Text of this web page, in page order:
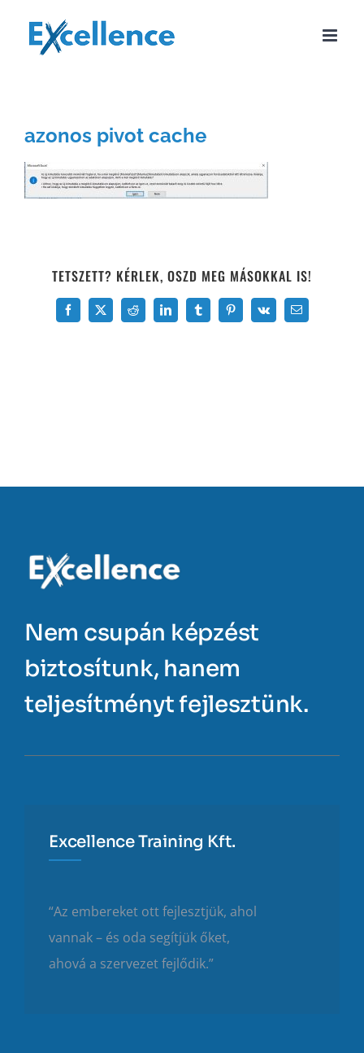
azonos pivot cache
TETSZETT? KÉRLEK, OSZD MEG MÁSOKKAL IS!
Facebook
X Reddit LinkedInTumblrPinterest
Vk Email:
Nem csupán képzést
biztosítunk, hanem
teljesítményt fejlesztünk.
Excellence Training Kft.
“Az embereket ott fejlesztjük, ahol
vannak – és oda segítjük őket,
ahová a szervezet fejlődik.”